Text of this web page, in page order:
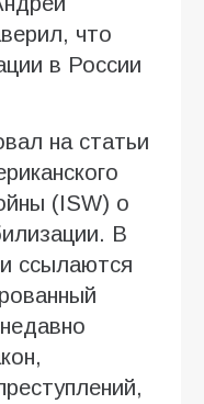
что
в России
на статьи
(ISW) о
В
ссылаются